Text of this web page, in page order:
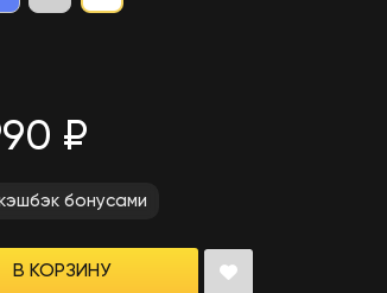
₽
бонусами
В КОРЗИНУ